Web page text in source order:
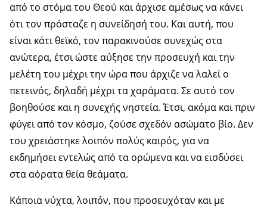
από το στόμα του Θεού και άρχισε αμέσως να κάνει
ότι τον πρόσταζε η συνείδησή του. Και αυτή, που
είναι κάτι θεϊκό, τον παρακινούσε συνεχώς στα
ανώτερα, έτσι ώστε αύξησε την προσευχή και την
μελέτη του μέχρι την ώρα που άρχιζε να λαλεί ο
πετεινός, δηλαδή μέχρι τα χαράματα. Σε αυτό τον
βοηθούσε και η συνεχής νηστεία. Έτσι, ακόμα και πριν
φύγει από τον κόσμο, ζούσε σχεδόν ασώματο βίο. Δεν
του χρειάστηκε λοιπόν πολύς καιρός, για να
εκδημήσει εντελώς από τα ορώμενα και να εισδύσει
στα αόρατα θεία θεάματα.
Κάποια νύχτα, λοιπόν, που προσευχόταν και με